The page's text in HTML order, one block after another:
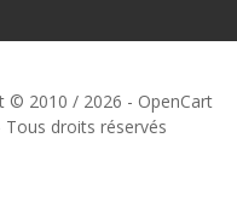
© 2010 / 2026 - OpenCart
droits réservés